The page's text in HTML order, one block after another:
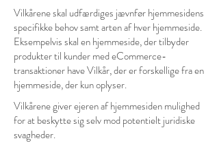
Vilkårene skal udfærdiges jævnfør hjemmesidens
specifikke behov samt arten af hver hjemmeside.
Eksempelvis skal en hjemmeside, der tilbyder
produkter til kunder med eCommerce-
transaktioner have Vilkår, der er forskellige fra en
hjemmeside, der kun oplyser.
Vilkårene giver ejeren af hjemmesiden mulighed
for at beskytte sig selv mod potentielt juridiske
svagheder.